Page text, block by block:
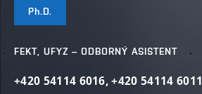
Ph.D.
FEKT, UFYZ – ODBORNÝ ASISTENT
+420 54114 6016,+420 54114 6011